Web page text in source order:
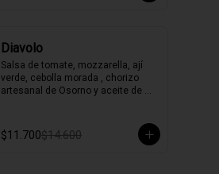
Diavolo
Salsa de tomate, mozzarella, ají
verde, cebolla morada , chorizo
artesanal de Osorno y aceite de
$11.700$14.600